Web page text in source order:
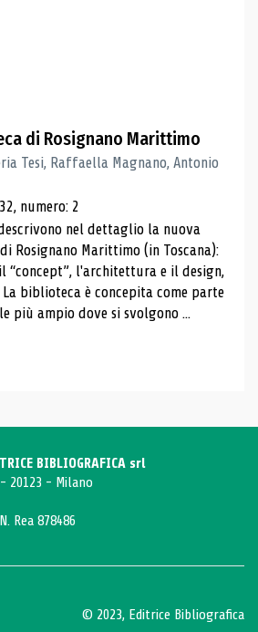
di Rosignano Marittimo
Tesi, Raffaella Magnano, Antonio
numero: 2
nel dettaglio la nuova
Rosignano Marittimo (in Toscana):
​​“concept”, l'architettura e il design,
biblioteca è concepita come parte
più ampio dove si svolgono ...
BIBLIOGRAFICA srl
20123 - Milano
Rea 878486
© 2023, Editrice Bibliografica